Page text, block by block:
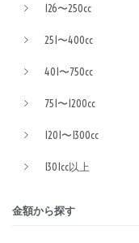
126〜250cc
251〜400cc
401〜750cc
751〜1200cc
1201〜1300cc
1301cc以上
金額から探す